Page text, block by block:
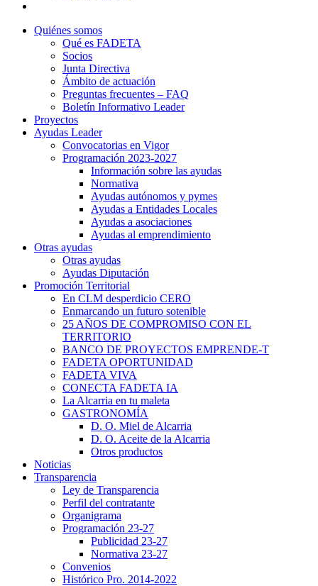
Quiénes somos
Qué es FADETA
Socios
Junta Directiva
Ámbito de actuación
Preguntas frecuentes – FAQ
Boletín Informativo Leader
Proyectos
Ayudas Leader
Convocatorias en Vigor
Programación 2023-2027
Información sobre las ayudas
Normativa
Ayudas autónomos y pymes
Ayudas a Entidades Locales
Ayudas a asociaciones
Ayudas al emprendimiento
Otras ayudas
Otras ayudas
Ayudas Diputación
Promoción Territorial
En CLM desperdicio CERO
Enmarcando un futuro sotenible
25 AÑOS DE COMPROMISO CON EL
TERRITORIO
BANCO DE PROYECTOS EMPRENDE-T
FADETA OPORTUNIDAD
FADETA VIVA
CONECTA FADETA IA
La Alcarria en tu maleta
GASTRONOMÍA
D. O. Miel de Alcarria
D. O. Aceite de la Alcarria
Otros productos
Noticias
Transparencia
Ley de Transparencia
Perfil del contratante
Organigrama
Programación 23-27
Publicidad 23-27
Normativa 23-27
Convenios
Histórico Pro. 2014-2022